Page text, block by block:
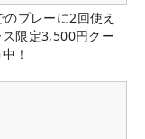
プレーに2回使え
限定3,500円クー
！